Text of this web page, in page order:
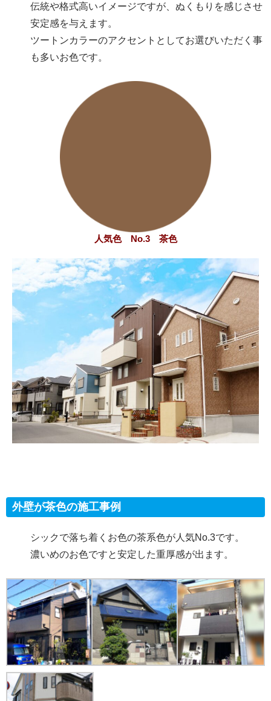
伝統や格式高いイメージですが、ぬくもりを感じさせ
安定感を与えます。
ツートンカラーのアクセントとしてお選びいただく事
も多いお色です。
人気色 No.3 茶色
外壁が茶色の施工事例
シックで落ち着くお色の茶系色が人気No.3です。
濃いめのお色ですと安定した重厚感が出ます。